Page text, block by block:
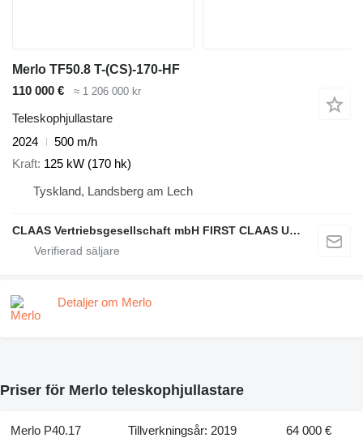
Merlo TF50.8 T-(CS)-170-HF
110 000 €
≈ 1 206 000 kr
Teleskophjullastare
2024
500 m/h
Kraft 125 kW (170 hk)
Tyskland, Landsberg am Lech
CLAAS Vertriebsgesellschaft mbH FIRST CLAAS USED Center
Detaljer om Merlo
Priser för Merlo teleskophjullastare
Merlo P40.17 Tillverkningsår: 2019 64 000 €